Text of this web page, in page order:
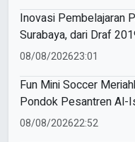
Inovasi Pembelajaran
Surabaya, dari Draf
Modul Gizi Digital
08/08/202623:01
Fun Mini Soccer
Pondok Pesantren Al-
Sendangagung
08/08/202622:52